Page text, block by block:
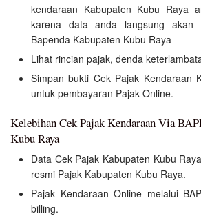
kendaraan Kabupaten Kubu Raya
karena data anda langsung akan
Bapenda Kabupaten Kubu Raya
Lihat rincian pajak, denda
Simpan bukti Cek Pajak Kendaraan
untuk pembayaran Pajak Online.
Kelebihan Cek Pajak Kendaraan Via
Kubu Raya
Data Cek Pajak Kabupaten Kubu
resmi Pajak Kabupaten Kubu Raya.
Pajak Kendaraan Online melalui
billing.